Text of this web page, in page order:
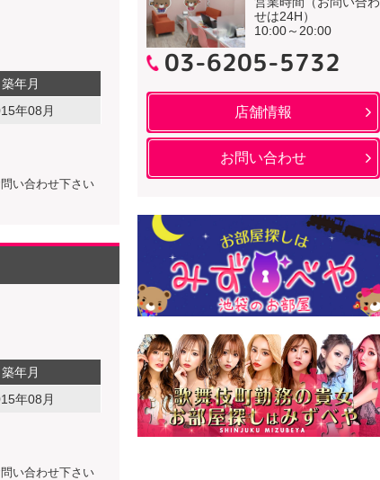
築年月
年08月
い合わせ下さい
築年月
年08月
い合わせ下さい
せは24H）
10:00～20:00
03-6205-5732
店舗情報
お問い合わせ